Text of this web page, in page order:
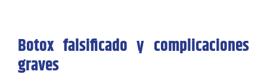
Botox falsificado y complicaciones
graves